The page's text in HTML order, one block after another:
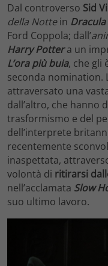
Dal controverso Sid
della Nottein
Ford Coppola; dall’
Harry Pottera un
L’ora più buia, che gli
seconda nomination.
attraversato una
dall’altro, che hanno
trasformismo e del
dell’interprete
recentemente
inaspettata,
volontà di ritirarsi
nell’acclamata Slow
suo ultimo lavoro.